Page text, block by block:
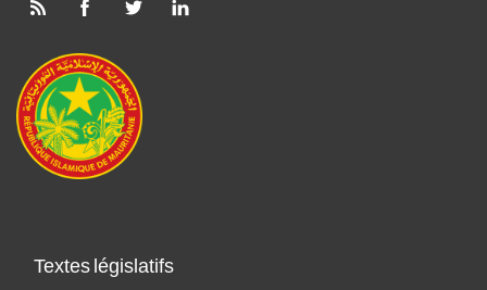
Textes législatifs